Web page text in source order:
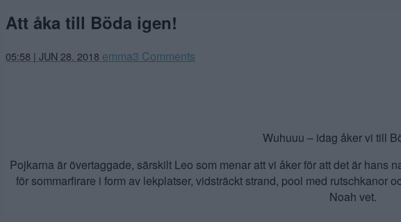
Att åka till Böda igen!
05:58 | JUN 28. 2018 emma3 Comments
Wuhuuu – idag åker vi till
Pojkarna är övertaggade, särskilt Leo som menar att vi åker för att det är hans
för sommarfirare i form av lekplatser, vidsträckt strand, pool med rutschkanor
Noah vet.